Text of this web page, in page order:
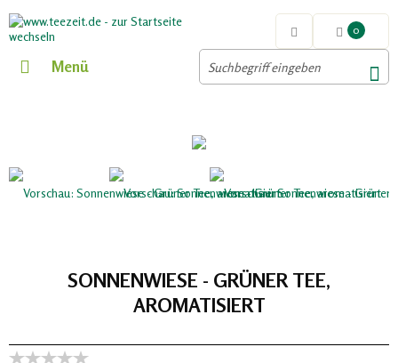
0
Menü
SONNENWIESE - GRÜNER TEE,
AROMATISIERT